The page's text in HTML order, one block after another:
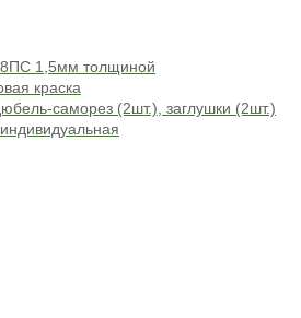
1,5мм толщиной
краска
саморез (2шт.), заглушки (2шт.)